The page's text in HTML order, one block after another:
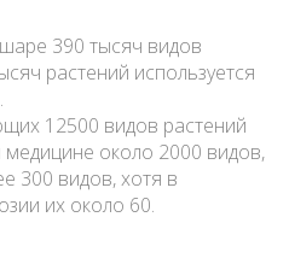
390 тысяч видов
растений используется
12500 видов растений
медицине около 2000 видов,
300 видов, хотя в
их около 60.